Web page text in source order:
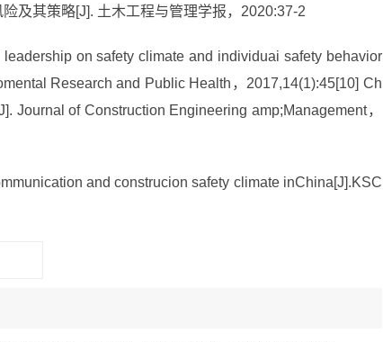
及其策略[J]. 土木工程与管理学报，2020:37-2
on safety climate and individuai safety behavior
Research and Public Health，2017,14(1):45[10] Ch
Journal of Construction Engineering amp;Management，
and construcion safety climate inChina[J].KSC